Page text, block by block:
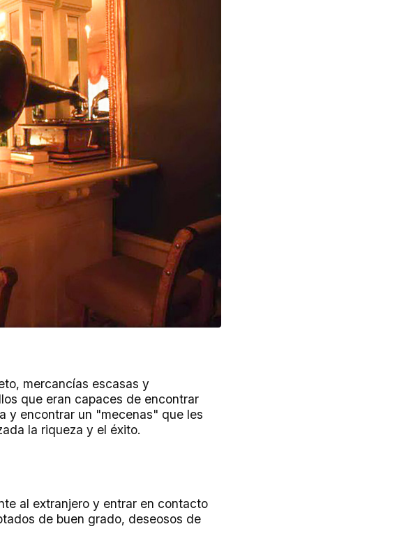
mercancías escasas y
que eran capaces de encontrar
y encontrar un "mecenas" que les
la riqueza y el éxito.
al extranjero y entrar en contacto
de buen grado, deseosos de